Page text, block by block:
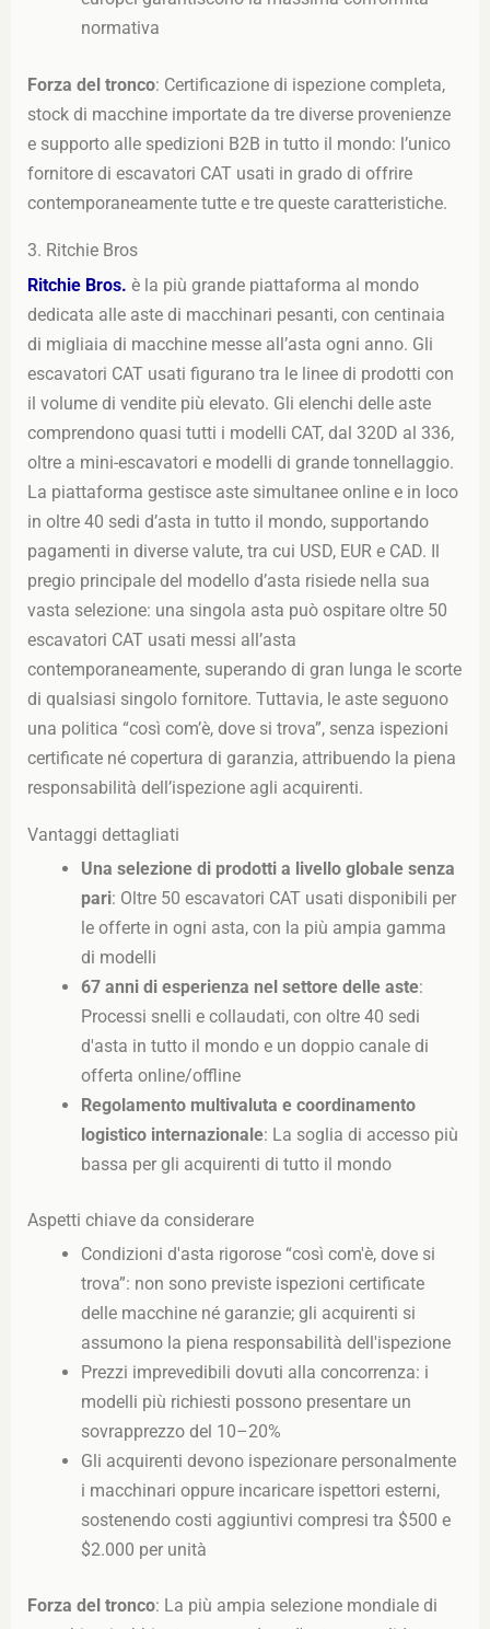
normativa
Forza del tronco: Certificazione di ispezione completa,
stock di macchine importate da tre diverse provenienze
e supporto alle spedizioni B2B in tutto il mondo: l’unico
fornitore di escavatori CAT usati in grado di offrire
contemporaneamente tutte e tre queste caratteristiche.
3. Ritchie Bros
Ritchie Bros. è la più grande piattaforma al mondo
dedicata alle aste di macchinari pesanti, con centinaia
di migliaia di macchine messe all’asta ogni anno. Gli
escavatori CAT usati figurano tra le linee di prodotti con
il volume di vendite più elevato. Gli elenchi delle aste
comprendono quasi tutti i modelli CAT, dal 320D al 336,
oltre a mini-escavatori e modelli di grande tonnellaggio.
La piattaforma gestisce aste simultanee online e in loco
in oltre 40 sedi d’asta in tutto il mondo, supportando
pagamenti in diverse valute, tra cui USD, EUR e CAD. Il
pregio principale del modello d’asta risiede nella sua
vasta selezione: una singola asta può ospitare oltre 50
escavatori CAT usati messi all’asta
contemporaneamente, superando di gran lunga le scorte
di qualsiasi singolo fornitore. Tuttavia, le aste seguono
una politica “così com’è, dove si trova”, senza ispezioni
certificate né copertura di garanzia, attribuendo la piena
responsabilità dell’ispezione agli acquirenti.
Vantaggi dettagliati
Una selezione di prodotti a livello globale senza
pari: Oltre 50 escavatori CAT usati disponibili per
le offerte in ogni asta, con la più ampia gamma
di modelli
67 anni di esperienza nel settore delle aste:
Processi snelli e collaudati, con oltre 40 sedi
d'asta in tutto il mondo e un doppio canale di
offerta online/offline
Regolamento multivaluta e coordinamento
logistico internazionale: La soglia di accesso più
bassa per gli acquirenti di tutto il mondo
Aspetti chiave da considerare
Condizioni d'asta rigorose “così com'è, dove si
trova”: non sono previste ispezioni certificate
delle macchine né garanzie; gli acquirenti si
assumono la piena responsabilità dell'ispezione
Prezzi imprevedibili dovuti alla concorrenza: i
modelli più richiesti possono presentare un
sovrapprezzo del 10–20%
Gli acquirenti devono ispezionare personalmente
i macchinari oppure incaricare ispettori esterni,
sostenendo costi aggiuntivi compresi tra $500 e
$2.000 per unità
Forza del tronco: La più ampia selezione mondiale di